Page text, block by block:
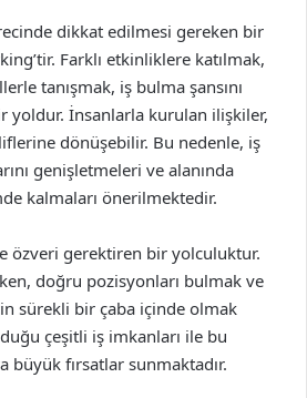
dikkat edilmesi gereken bir
Farklı etkinliklere katılmak,
tanışmak, iş bulma şansını
yoldur. İnsanlarla kurulan ilişkiler,
dönüşebilir. Bu nedenle, iş
genişletmeleri ve alanında
kalmaları önerilmektedir.
özveri gerektiren bir yolculuktur.
doğru pozisyonları bulmak ve
sürekli bir çaba içinde olmak
çeşitli iş imkanları ile bu
büyük fırsatlar sunmaktadır.